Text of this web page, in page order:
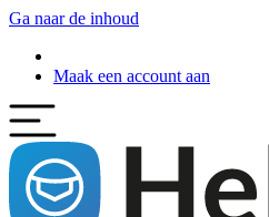
Ga naar de inhoud
Maak een account aan